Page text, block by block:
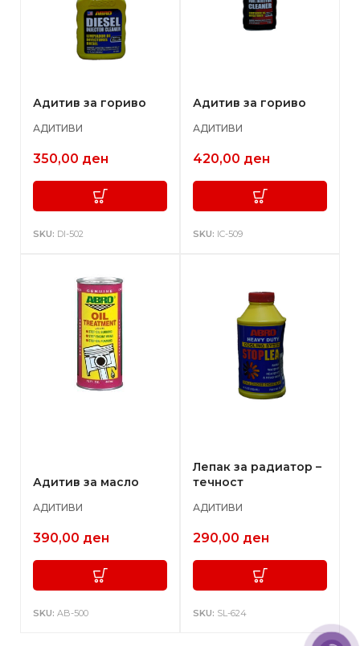
Адитив за гориво
АДИТИВИ
350,00 ден
SKU: DI-502
Адитив за гориво
АДИТИВИ
420,00 ден
SKU: IC-509
Адитив за масло
АДИТИВИ
390,00 ден
SKU: AB-500
Лепак за радиатор –
течност
АДИТИВИ
290,00 ден
SKU: SL-624